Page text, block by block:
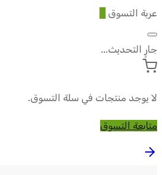
عربة التسوق
جارٍ التحديث...
لا يوجد منتجات في سلة التسوق.
متابعة التسوق